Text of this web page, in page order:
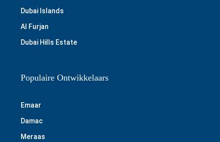
Dubai Islands
Al Furjan
Dubai Hills Estate
Populaire Ontwikkelaars
Emaar
Damac
Meraas